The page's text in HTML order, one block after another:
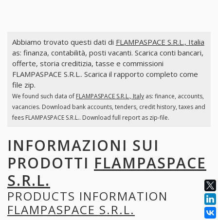
Abbiamo trovato questi dati di FLAMPASPACE S.R.L., Italia
as: finanza, contabilità, posti vacanti. Scarica conti bancari,
offerte, storia creditizia, tasse e commissioni
FLAMPASPACE S.R.L.. Scarica il rapporto completo come
file zip.
We found such data of FLAMPASPACE S.R.L., Italyas: finance, accounts,
vacancies. Download bank accounts, tenders, credit history, taxes and
fees FLAMPASPACE S.R.L.. Download full report as zip-file.
INFORMAZIONI SUI
PRODOTTI FLAMPASPACE
S.R.L.
PRODUCTS INFORMATION
FLAMPASPACE S.R.L.